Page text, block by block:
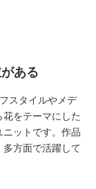
ある
スタイルやメデ
をテーマにした
ットです。作品
方面で活躍して